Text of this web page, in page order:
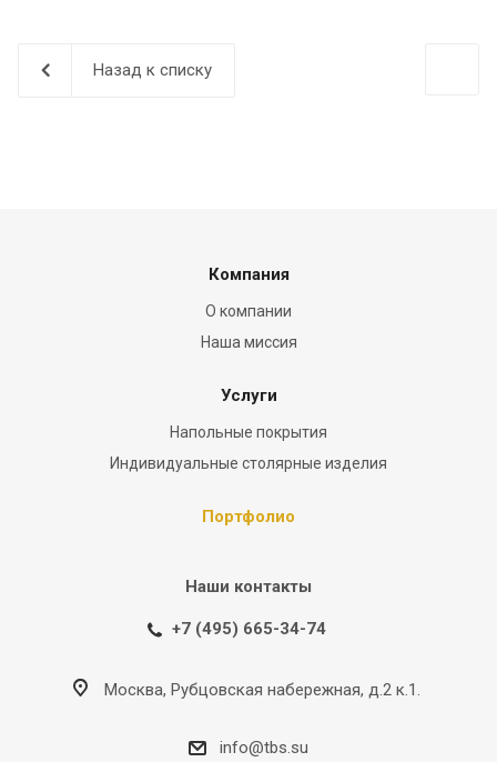
Назад к списку
Компания
О компании
Наша миссия
Услуги
Напольные покрытия
Индивидуальные столярные изделия
Портфолио
Наши контакты
+7 (495) 665-34-74
Москва, Рубцовская набережная, д.2 к.1.
info@tbs.su